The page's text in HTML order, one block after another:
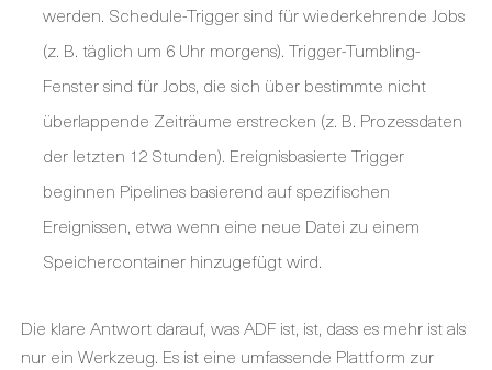
werden. Schedule-Trigger sind für wiederkehrende Jobs
(z. B. täglich um 6 Uhr morgens). Trigger-Tumbling-
Fenster sind für Jobs, die sich über bestimmte nicht
überlappende Zeiträume erstrecken (z. B. Prozessdaten
der letzten 12 Stunden). Ereignisbasierte Trigger
beginnen Pipelines basierend auf spezifischen
Ereignissen, etwa wenn eine neue Datei zu einem
Speichercontainer hinzugefügt wird.
Die klare Antwort darauf, was ADF ist, ist, dass es mehr ist als
nur ein Werkzeug. Es ist eine umfassende Plattform zur